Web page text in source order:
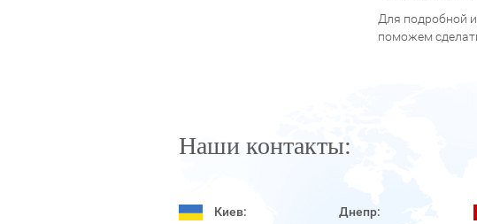
Для подробной
поможем
Наши контакты:
Киев: Днепр: